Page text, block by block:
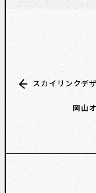
スカイリンクデ
岡山